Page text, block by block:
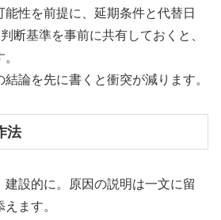
性を前提に、延期条件と代替日
断基準を事前に共有しておくと、
論を先に書くと衝突が減ります。
法
設的に。原因の説明は一文に留
ます。